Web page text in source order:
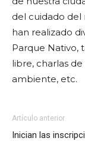
del cuidado
han realizado
Parque Nativo,
libre, charlas
ambiente, etc.
Artículo anterior
Inician las